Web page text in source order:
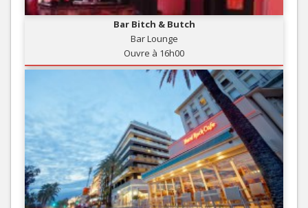
Bar Bitch & Butch
Bar Lounge
Ouvre à 16h00